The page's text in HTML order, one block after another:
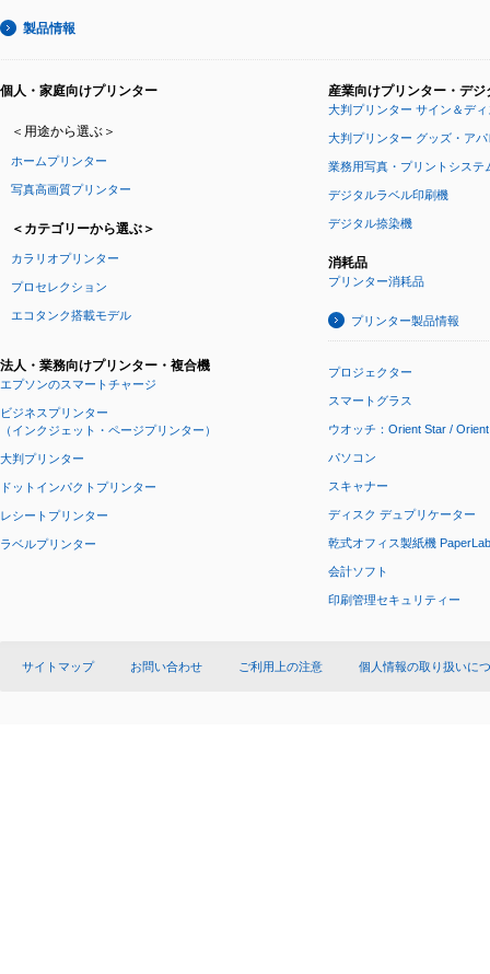
製品情報
個人・家庭向けプリンター
＜用途から選ぶ＞
ホームプリンター
写真高画質プリンター
＜カテゴリーから選ぶ＞
カラリオプリンター
プロセレクション
エコタンク搭載モデル
法人・業務向けプリンター・複合機
エプソンのスマートチャージ
ビジネスプリンター
（インクジェット・ページプリンター）
大判プリンター
ドットインパクトプリンター
レシートプリンター
ラベルプリンター
産業向けプリンター・デジ
大判プリンター サイン＆デ
大判プリンター グッズ・ア
業務用写真・プリントシステ
デジタルラベル印刷機
デジタル捺染機
消耗品
プリンター消耗品
プリンター製品情報
プロジェクター
スマートグラス
ウオッチ：Orient Star / Orient
パソコン
スキャナー
ディスク デュプリケーター
乾式オフィス製紙機 PaperLab
会計ソフト
印刷管理セキュリティー
サイトマップ お問い合わせ ご利用上の注意 個人情報の取り扱いに